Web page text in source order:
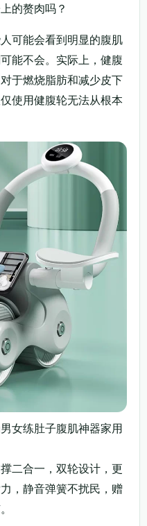
的赘肉吗？
可能会看到明显的腹肌
能不会。实际上，健腹
于燃烧脂肪和减少皮下
使用健腹轮无法从根本
女练肚子腹肌神器家用
二合一，双轮设计，更
，静音弹簧不扰民，赠